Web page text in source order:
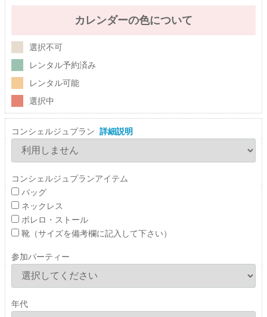
カレンダーの色について
選択不可
レンタル予約済み
レンタル可能
選択中
コンシェルジュプラン 詳細説明
コンシェルジュプランアイテム
バッグ
ネックレス
ボレロ・ストール
靴（サイズを備考欄に記入して下さい）
参加パーティー
年代